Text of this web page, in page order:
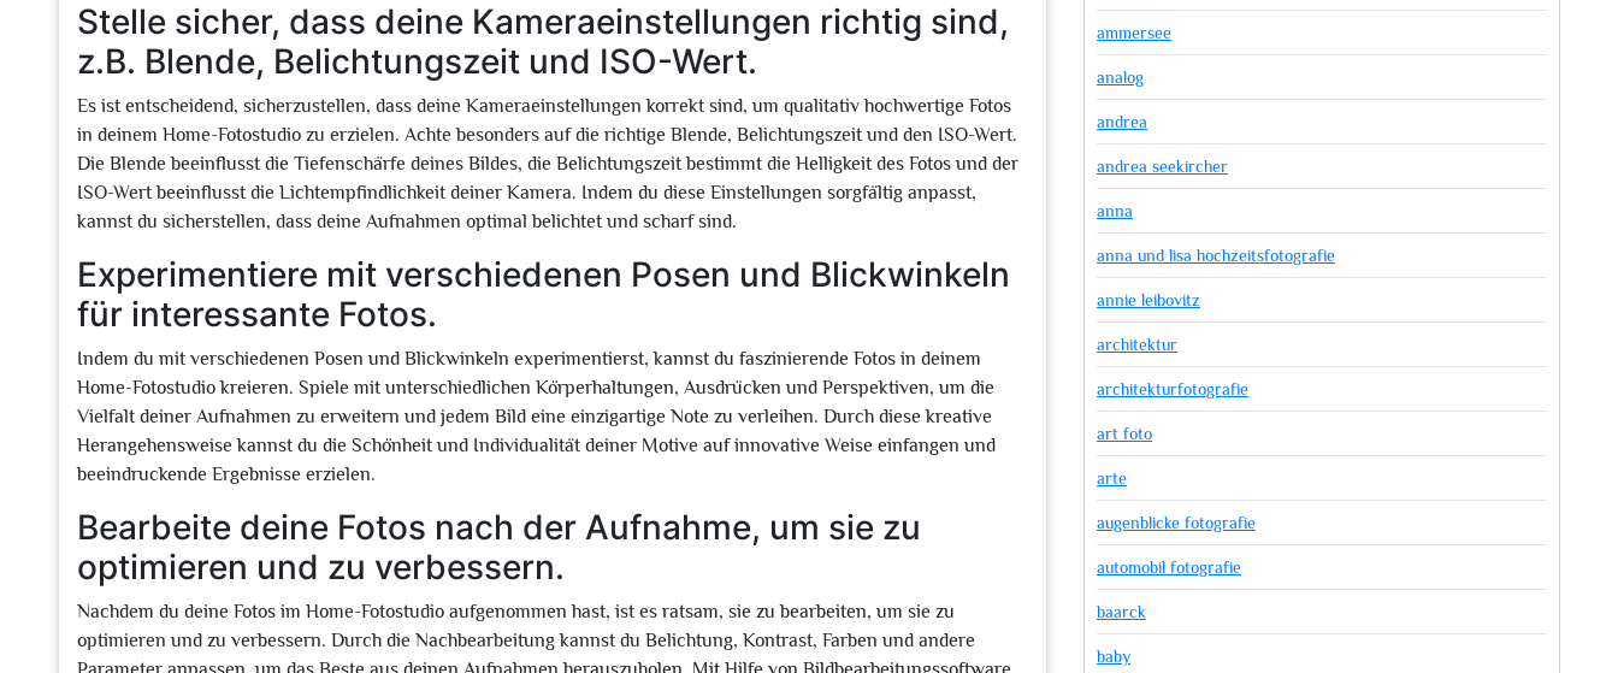
Stelle sicher, dass deine Kameraeinstellungen richtig sind,
z.B. Blende, Belichtungszeit und ISO-Wert.
Es ist entscheidend, sicherzustellen, dass deine Kameraeinstellungen korrekt sind, um qualitativ hochwertige Fotos
in deinem Home-Fotostudio zu erzielen. Achte besonders auf die richtige Blende, Belichtungszeit und den ISO-Wert.
Die Blende beeinflusst die Tiefenschärfe deines Bildes, die Belichtungszeit bestimmt die Helligkeit des Fotos und der
ISO-Wert beeinflusst die Lichtempfindlichkeit deiner Kamera. Indem du diese Einstellungen sorgfältig anpasst,
kannst du sicherstellen, dass deine Aufnahmen optimal belichtet und scharf sind.
Experimentiere mit verschiedenen Posen und Blickwinkeln
für interessante Fotos.
Indem du mit verschiedenen Posen und Blickwinkeln experimentierst, kannst du faszinierende Fotos in deinem
Home-Fotostudio kreieren. Spiele mit unterschiedlichen Körperhaltungen, Ausdrücken und Perspektiven, um die
Vielfalt deiner Aufnahmen zu erweitern und jedem Bild eine einzigartige Note zu verleihen. Durch diese kreative
Herangehensweise kannst du die Schönheit und Individualität deiner Motive auf innovative Weise einfangen und
beeindruckende Ergebnisse erzielen.
Bearbeite deine Fotos nach der Aufnahme, um sie zu
optimieren und zu verbessern.
Nachdem du deine Fotos im Home-Fotostudio aufgenommen hast, ist es ratsam, sie zu bearbeiten, um sie zu
optimieren und zu verbessern. Durch die Nachbearbeitung kannst du Belichtung, Kontrast, Farben und andere
ammersee
analog
andrea
andrea seekircher
anna
anna und lisa hochzeitsfotografie
annie leibovitz
architektur
architekturfotografie
art foto
arte
augenblicke fotografie
automobil fotografie
baarck
baby